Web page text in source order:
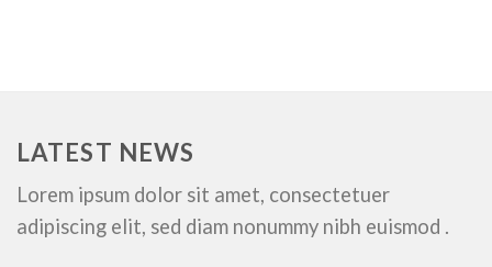
LATEST NEWS
Lorem ipsum dolor sit amet, consectetuer
adipiscing elit, sed diam nonummy nibh euismod .